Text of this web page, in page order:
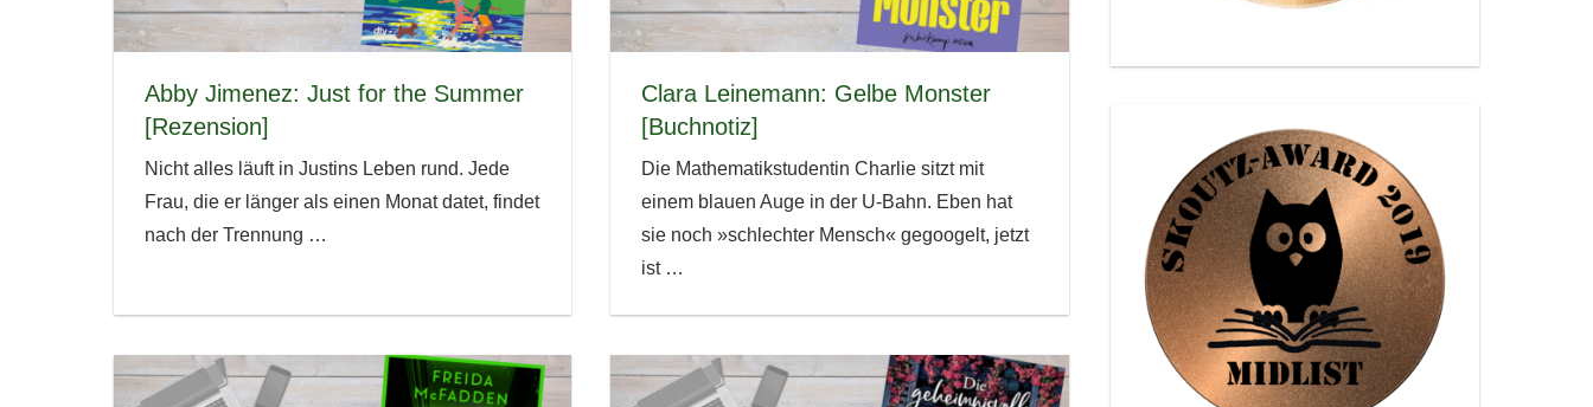
Abby Jimenez: Just for the Summer
[Rezension]
Nicht alles läuft in Justins Leben rund. Jede
Frau, die er länger als einen Monat datet, findet
nach der Trennung …
Clara Leinemann: Gelbe Monster
[Buchnotiz]
Die Mathematikstudentin Charlie sitzt mit
einem blauen Auge in der U-Bahn. Eben hat
sie noch »schlechter Mensch« gegoogelt, jetzt
ist …